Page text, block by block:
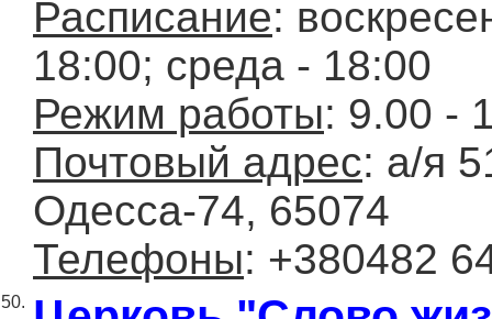
Расписание:
18:00; среда - 18:00
Режим работы: 9.00 -
Почтовый адрес: а/я
Одесса-74, 65074
Телефоны: +380482
50.